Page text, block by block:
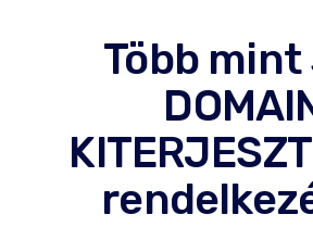
Több mint